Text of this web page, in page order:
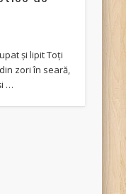
şi lipit Toţi
zori în seară,
…